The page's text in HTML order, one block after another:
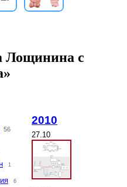
Лощинина с
56
1
6
2010
27.10